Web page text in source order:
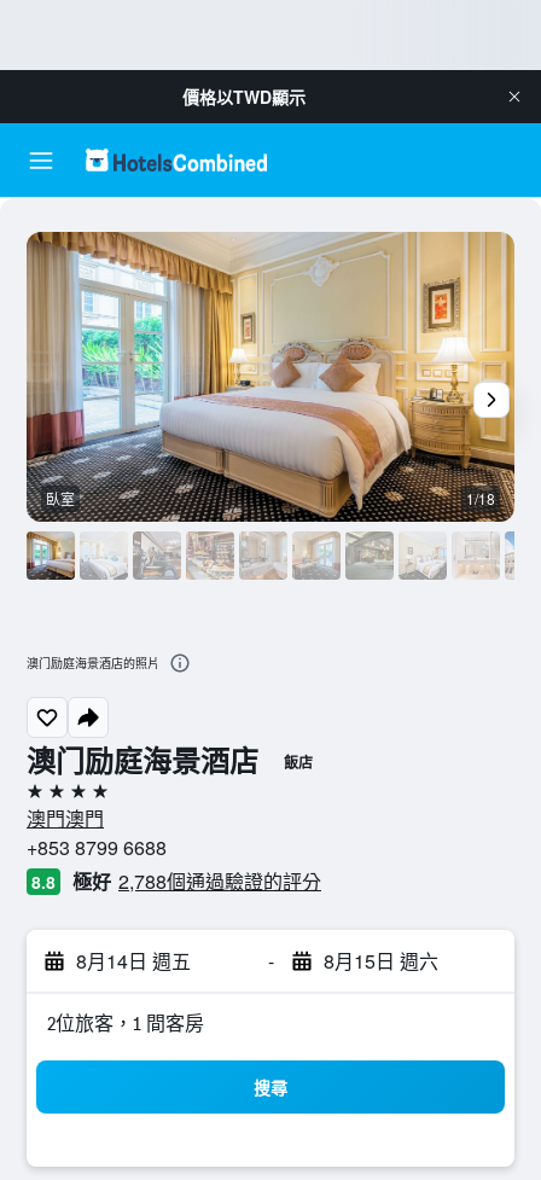
價格以TWD顯示
澳门励庭海景酒店 飯店
4星級
澳門澳門
+853 8799 6688
8.8 極好 2,788個通過驗證的評分
8月14日 週五 - 8月15日 週六
2位旅客，1 間客房
搜尋
臥室 1/18
澳门励庭海景酒店的照片